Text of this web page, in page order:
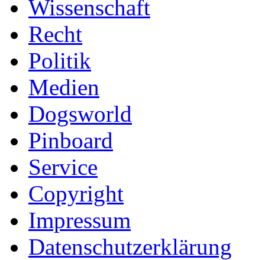
Wissenschaft
Recht
Politik
Medien
Dogsworld
Pinboard
Service
Copyright
Impressum
Datenschutzerklärung